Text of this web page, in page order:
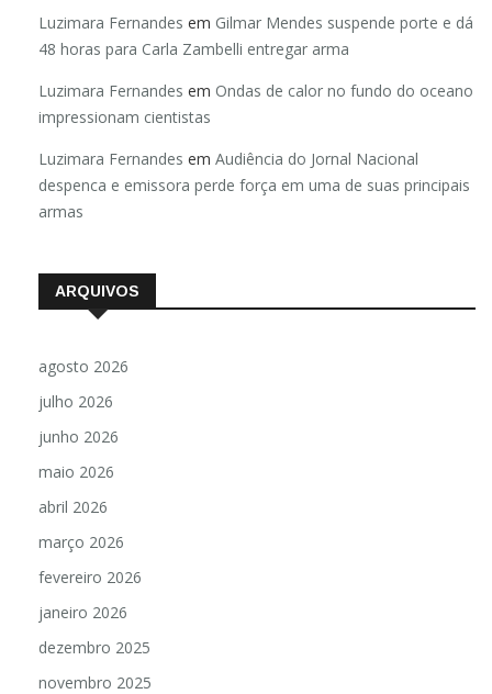
Luzimara Fernandes em Gilmar Mendes suspende porte e dá
48 horas para Carla Zambelli entregar arma
Luzimara Fernandes em Ondas de calor no fundo do oceano
impressionam cientistas
Luzimara Fernandes em Audiência do Jornal Nacional
despenca e emissora perde força em uma de suas principais
armas
ARQUIVOS
agosto 2026
julho 2026
junho 2026
maio 2026
abril 2026
março 2026
fevereiro 2026
janeiro 2026
dezembro 2025
novembro 2025